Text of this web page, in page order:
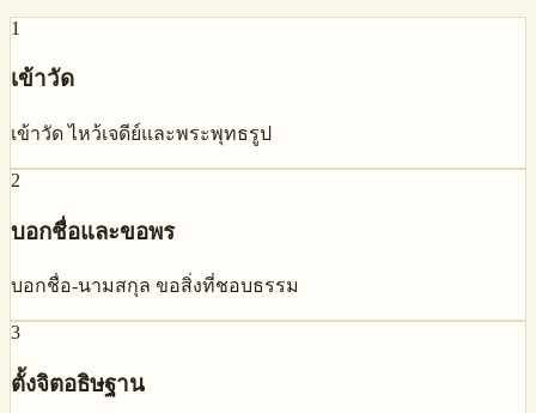
1
เข้าวัด
เข้าวัด ไหว้เจดีย์และพระพุทธรูป
2
บอกชื่อและขอพร
บอกชื่อ-นามสกุล ขอสิ่งที่ชอบธรรม
3
ตั้งจิตอธิษฐาน